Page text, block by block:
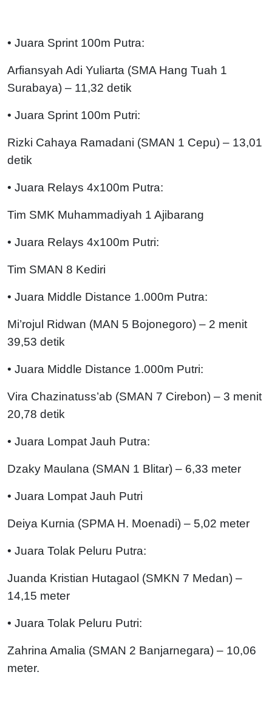
• Juara Sprint 100m Putra:
Arfiansyah Adi Yuliarta (SMA Hang Tuah 1
Surabaya) – 11,32 detik
• Juara Sprint 100m Putri:
Rizki Cahaya Ramadani (SMAN 1 Cepu) – 13,01
detik
• Juara Relays 4x100m Putra:
Tim SMK Muhammadiyah 1 Ajibarang
• Juara Relays 4x100m Putri:
Tim SMAN 8 Kediri
• Juara Middle Distance 1.000m Putra:
Mi’rojul Ridwan (MAN 5 Bojonegoro) – 2 menit
39,53 detik
• Juara Middle Distance 1.000m Putri:
Vira Chazinatuss’ab (SMAN 7 Cirebon) – 3 menit
20,78 detik
• Juara Lompat Jauh Putra:
Dzaky Maulana (SMAN 1 Blitar) – 6,33 meter
• Juara Lompat Jauh Putri
Deiya Kurnia (SPMA H. Moenadi) – 5,02 meter
• Juara Tolak Peluru Putra:
Juanda Kristian Hutagaol (SMKN 7 Medan) –
14,15 meter
• Juara Tolak Peluru Putri:
Zahrina Amalia (SMAN 2 Banjarnegara) – 10,06
meter.